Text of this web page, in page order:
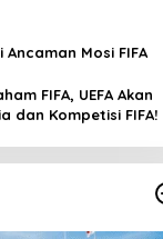
Mosi FIFA
FIFA, UEFA Akan
dan Kompetisi FIFA!